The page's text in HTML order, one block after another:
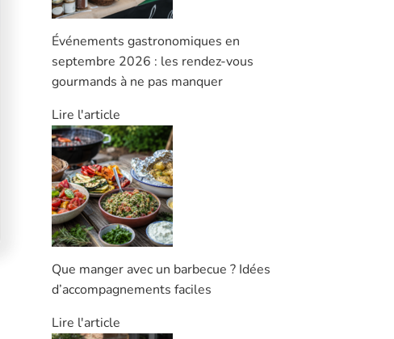
Événements gastronomiques en
septembre 2026 : les rendez-vous
gourmands à ne pas manquer
Lire l'article
Que manger avec un barbecue ? Idées
d’accompagnements faciles
Lire l'article